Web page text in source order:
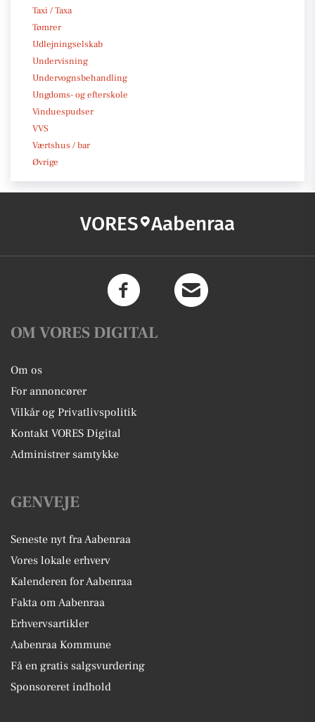
Taxi / Taxa
Tømrer
Udlejningselskab
Undervisning
Undervognsbehandling
Ungdoms- og efterskole
Vinduespudser
VVS
Værtshus / bar
Øvrige
VORES Aabenraa
OM VORES DIGITAL
Om os
For annoncører
Vilkår og Privatlivspolitik
Kontakt VORES Digital
Administrer samtykke
GENVEJE
Seneste nyt fra Aabenraa
Vores lokale erhverv
Kalenderen for Aabenraa
Fakta om Aabenraa
Erhvervsartikler
Aabenraa Kommune
Få en gratis salgsvurdering
Sponsoreret indhold